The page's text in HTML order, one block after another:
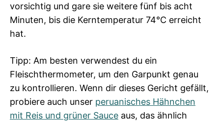
vorsichtig und gare sie weitere fünf bis acht
Minuten, bis die Kerntemperatur 74°C erreicht
hat.
Tipp: Am besten verwendest du ein
Fleischthermometer, um den Garpunkt genau
zu kontrollieren. Wenn dir dieses Gericht gefällt,
probiere auch unser peruanisches Hähnchen
mit Reis und grüner Sauce aus, das ähnlich